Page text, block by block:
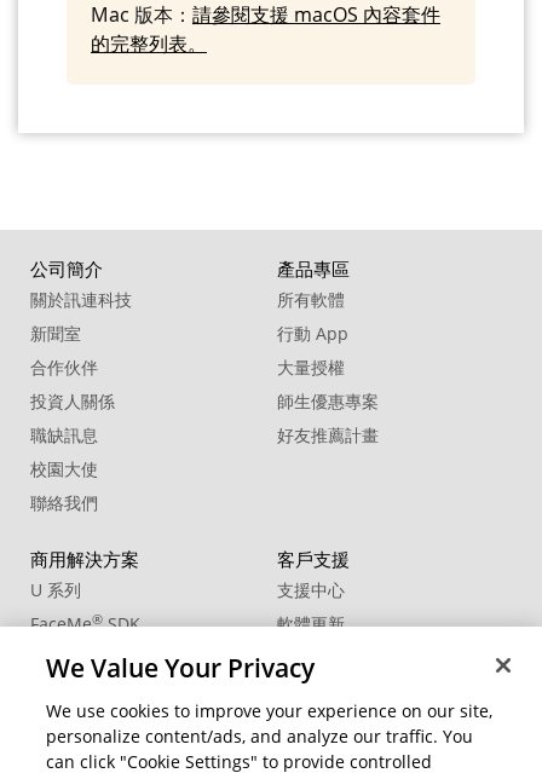
Mac 版本： 請參閱支援 macOS 內容套件
的完整列表。
公司簡介
關於訊連科技
新聞室
合作伙伴
投資人關係
職缺訊息
校園大使
聯絡我們
產品專區
所有軟體
行動 App
大量授權
師生優惠專案
好友推薦計畫
商用解決方案
U 系列
FaceMe®SDK
客戶支援
支援中心
軟體更新
教學中心
CCP國際專業認證
社群資源 變更地區
We Value Your Privacy
We use cookies to improve your experience on our site,
personalize content/ads, and analyze our traffic. You
can click "Cookie Settings" to provide controlled